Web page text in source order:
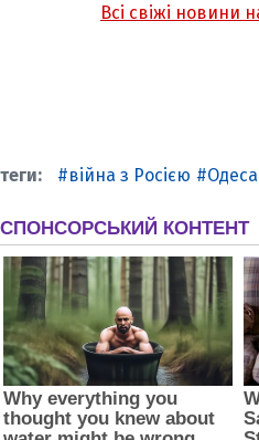
Всі свіжі новини
війна з Росією Одеса